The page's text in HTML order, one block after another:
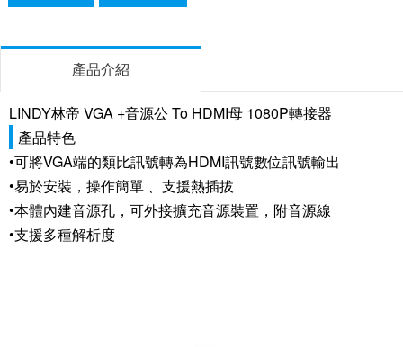
產品介紹
LINDY林帝 VGA +音源公 To HDMI母 1080P轉接器
產品特色
•可將VGA端的類比訊號轉為HDMI訊號數位訊號輸出
•易於安裝，操作簡單 、支援熱插拔
•本體內建音源孔，可外接擴充音源裝置，附音源線
•支援多種解析度